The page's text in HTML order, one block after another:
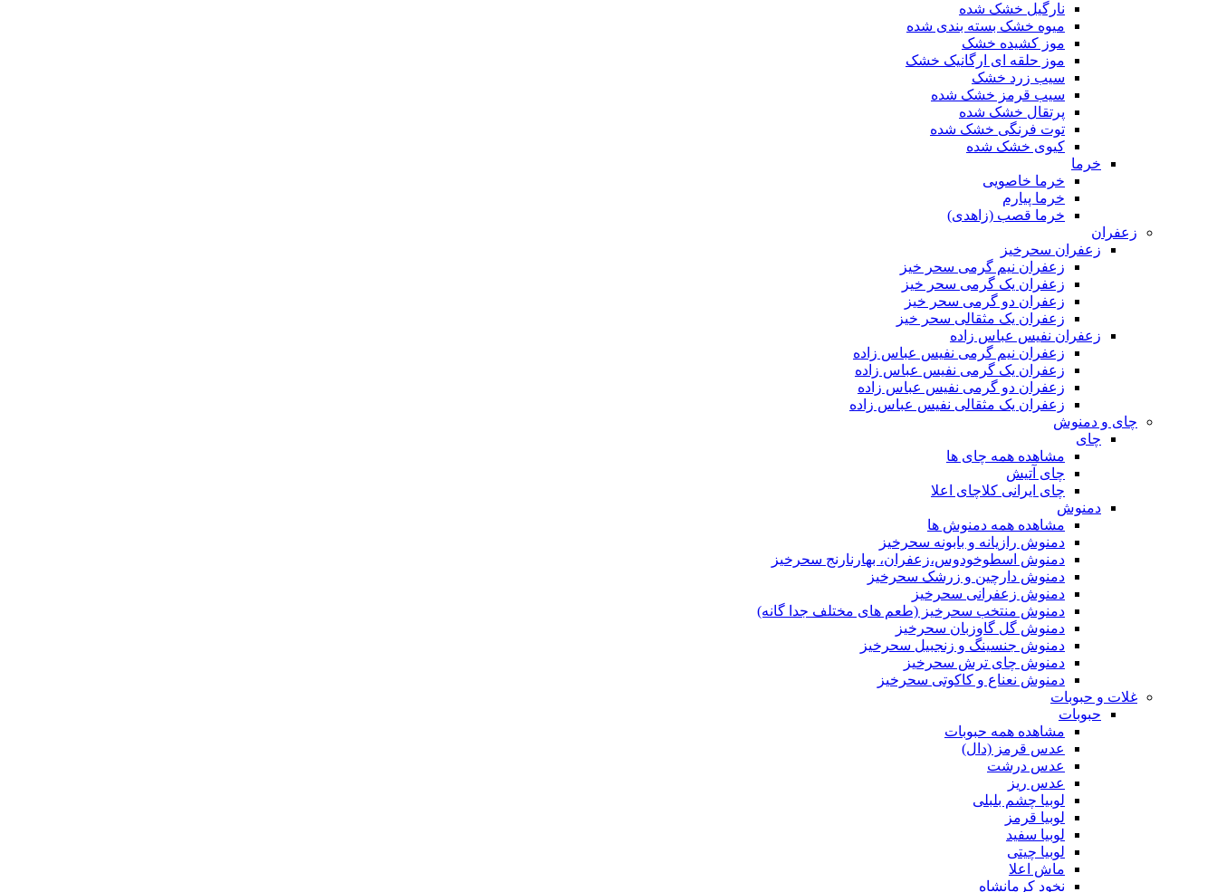
نارگیل خشک شده
میوه خشک بسته بندی شده
موز کشیده خشک
موز حلقه ای ارگانیک خشک
سیب زرد خشک
سیب قرمز خشک شده
پرتقال خشک شده
توت فرنگی خشک شده
کیوی خشک شده
خرما
خرما خاصویی
خرما پیارم
خرما قصب (زاهدی)
زعفران
زعفران سحرخیز
زعفران نیم گرمی سحر خیز
زعفران یک گرمی سحر خیز
زعفران دو گرمی سحر خیز
زعفران یک مثقالی سحر خیز
زعفران نفیس عباس زاده
زعفران نیم گرمی نفیس عباس زاده
زعفران یک گرمی نفیس عباس زاده
زعفران دو گرمی نفیس عباس زاده
زعفران یک مثقالی نفیس عباس زاده
چای و دمنوش
چای
مشاهده همه چای ها
چای آتیش
چای ایرانی کلاچای اعلا
دمنوش
مشاهده همه دمنوش ها
دمنوش رازیانه و بابونه سحرخیز
دمنوش اسطوخودوس،زعفران، بهارنارنج سحرخیز
دمنوش دارچین و زرشک سحرخیز
دمنوش زعفرانی سحرخیز
دمنوش منتخب سحرخیز (طعم های مختلف جدا گانه)
دمنوش گل گاوزبان سحرخیز
دمنوش جنسینگ و زنجبیل سحرخیز
دمنوش چای ترش سحرخیز
دمنوش نعناع و کاکوتی سحرخیز
غلات و حبوبات
حبوبات
مشاهده همه حبوبات
عدس قرمز (دال)
عدس درشت
عدس ریز
لوبیا چشم بلبلی
لوبیا قرمز
لوبیا سفید
لوبیا چیتی
ماش اعلا
نخود کرمانشاه